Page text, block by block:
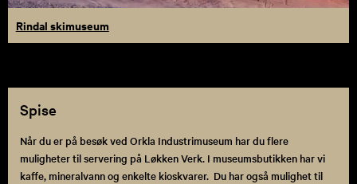
Rindal skimuseum
Spise
Når du er på besøk ved Orkla Industrimuseum har du flere
muligheter til servering på Løkken Verk. I museumsbutikken har vi
kaffe, mineralvann og enkelte kioskvarer. Du har også mulighet til